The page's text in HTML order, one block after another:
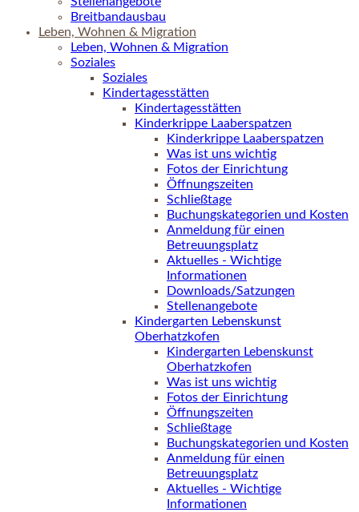
Breitbandausbau
Leben, Wohnen & Migration
Leben, Wohnen & Migration
Soziales
Soziales
Kindertagesstätten
Kindertagesstätten
Kinderkrippe Laaberspatzen
Kinderkrippe Laaberspatzen
Was ist uns wichtig
Fotos der Einrichtung
Öffnungszeiten
Schließtage
Buchungskategorien und Kosten
Anmeldung für einen
Betreuungsplatz
Aktuelles - Wichtige
Informationen
Downloads/Satzungen
Stellenangebote
Kindergarten Lebenskunst
Oberhatzkofen
Kindergarten Lebenskunst
Oberhatzkofen
Was ist uns wichtig
Fotos der Einrichtung
Öffnungszeiten
Schließtage
Buchungskategorien und Kosten
Anmeldung für einen
Betreuungsplatz
Aktuelles - Wichtige
Informationen